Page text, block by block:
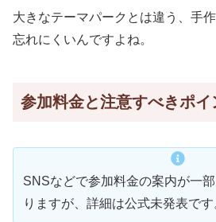
大きなテーマパークとは違う、手
忘れにくいんですよね。
参加料金と注意すべきポイ
SNSなどで参加料金の案内が一
りますが、詳細は公式未発表です